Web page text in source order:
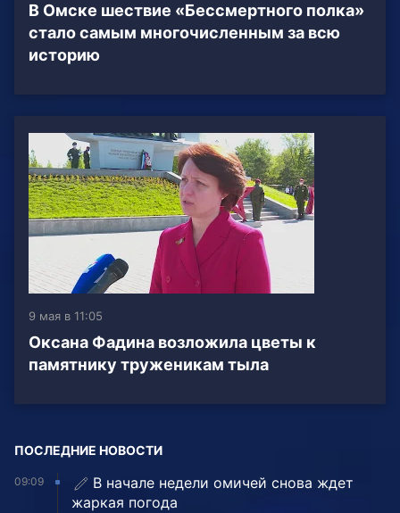
В Омске шествие «Бессмертного полка»
стало самым многочисленным за всю
историю
9 мая в 11:05
Оксана Фадина возложила цветы к
памятнику труженикам тыла
ПОСЛЕДНИЕ НОВОСТИ
09:09
В начале недели омичей снова ждет
жаркая погода